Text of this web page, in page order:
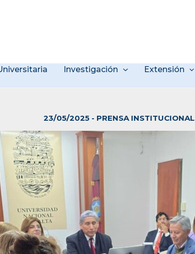
Investigación Extensión
23/05/2025 - PRENSA INSTITUCIONAL